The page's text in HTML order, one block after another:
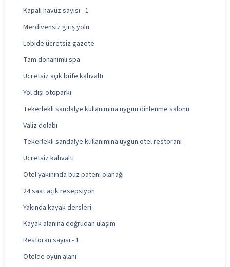
Kapalı havuz sayısı - 1
Merdivensiz giriş yolu
Lobide ücretsiz gazete
Tam donanımlı spa
Ücretsiz açık büfe kahvaltı
Yol dışı otoparkı
Tekerlekli sandalye kullanımına uygun dinlenme salonu
Valiz dolabı
Tekerlekli sandalye kullanımına uygun otel restoranı
Ücretsiz kahvaltı
Otel yakınında buz pateni olanağı
24 saat açık resepsiyon
Yakında kayak dersleri
Kayak alanına doğrudan ulaşım
Restoran sayısı - 1
Otelde oyun alanı